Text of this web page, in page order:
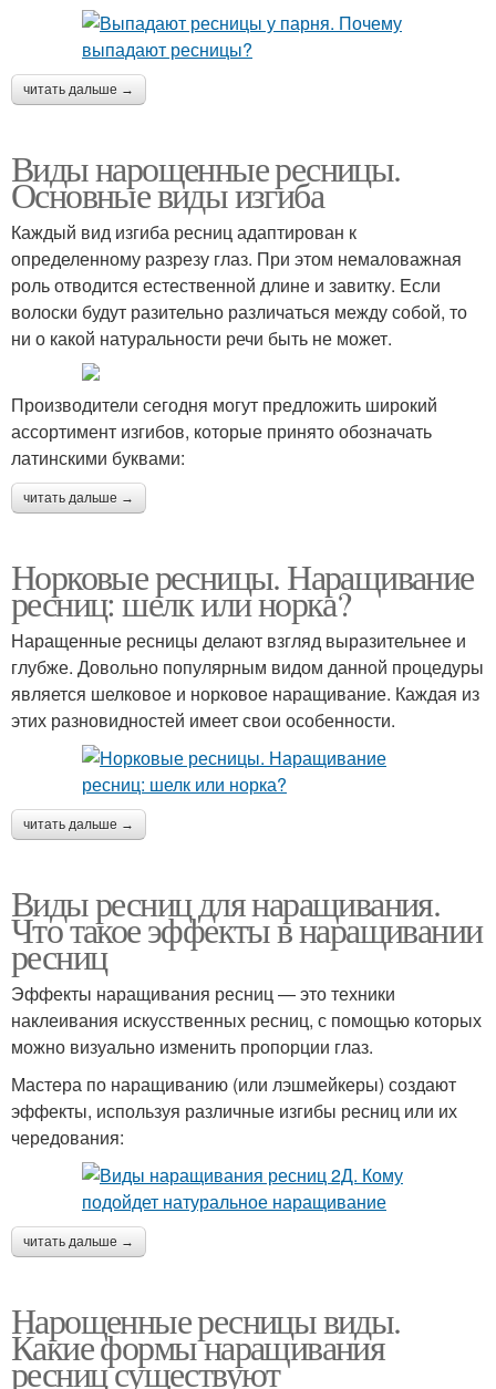
читать дальше →
Виды нарощенные ресницы.
Основные виды изгиба
Каждый вид изгиба ресниц адаптирован к
определенному разрезу глаз. При этом немаловажная
роль отводится естественной длине и завитку. Если
волоски будут разительно различаться между собой, то
ни о какой натуральности речи быть не может.
Производители сегодня могут предложить широкий
ассортимент изгибов, которые принято обозначать
латинскими буквами:
читать дальше →
Норковые ресницы. Наращивание
ресниц: шелк или норка?
Наращенные ресницы делают взгляд выразительнее и
глубже. Довольно популярным видом данной процедуры
является шелковое и норковое наращивание. Каждая из
этих разновидностей имеет свои особенности.
читать дальше →
Виды ресниц для наращивания.
Что такое эффекты в наращивании
ресниц
Эффекты наращивания ресниц — это техники
наклеивания искусственных ресниц, с помощью которых
можно визуально изменить пропорции глаз.
Мастера по наращиванию (или лэшмейкеры) создают
эффекты, используя различные изгибы ресниц или их
чередования:
читать дальше →
Нарощенные ресницы виды.
Какие формы наращивания
ресниц существуют